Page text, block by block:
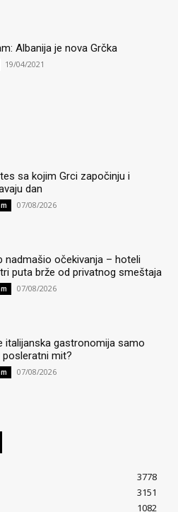
Albanija je nova Grčka
19/04/2021
sa kojim Grci započinju i
dan
07/08/2026
nadmašio očekivanja – hoteli
puta brže od privatnog smeštaja
07/08/2026
italijanska gastronomija samo
posleratni mit?
07/08/2026
3778
3151
1082